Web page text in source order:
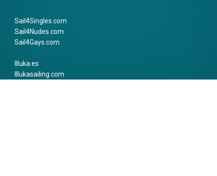
Sail4Singles.com
Sail4Nudes.com
Sail4Gays.com
Illuka.es
Illukasailing.com